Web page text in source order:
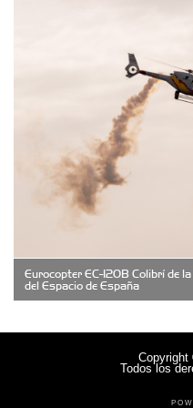
Carniceria y
Casa Berta
Clima Castelar
CONSERVAS
Cubanico´s -
Eurocopter EC-120B Colibrí de
del Espacio de España
Copyright
Todos los